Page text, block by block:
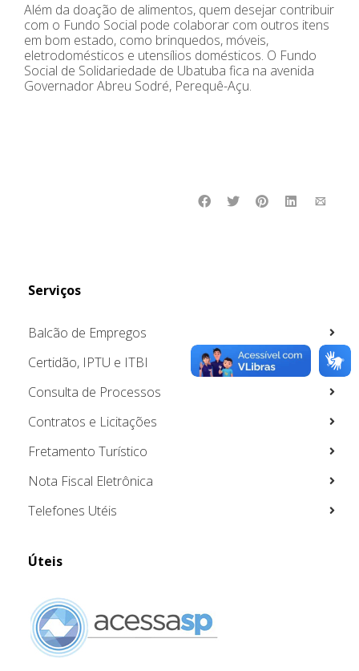
Além da doação de alimentos, quem desejar contribuir
com o Fundo Social pode colaborar com outros itens
em bom estado, como brinquedos, móveis,
eletrodomésticos e utensílios domésticos. O Fundo
Social de Solidariedade de Ubatuba fica na avenida
Governador Abreu Sodré, Perequê-Açu.
Serviços
Balcão de Empregos
Certidão, IPTU e ITBI
Consulta de Processos
Contratos e Licitações
Fretamento Turístico
Nota Fiscal Eletrônica
Telefones Utéis
Úteis